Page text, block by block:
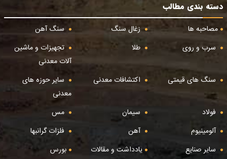
دسته بندی مطالب
مصاحبه ها
زغال سنگ
سنگ آهن
سرب و روی
طلا
تجهیزات و ماشین
آلات معدنی
سنگ های قیمتی
اکتشافات معدنی
سایر حوزه های
معدنی
فولاد
سیمان
مس
آلومینیوم
آهن
فلزات گرانبها
سایر صنایع
یادداشت و مقالات
بورس